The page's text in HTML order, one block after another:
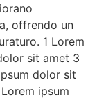
offrendo un
1 Lorem
sit amet 3
dolor sit
ipsum